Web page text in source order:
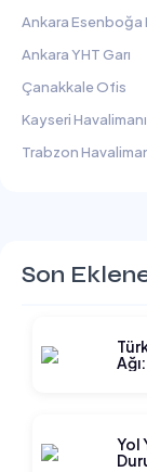
Ankara Esenboğa
Ankara YHT Garı
Çanakkale Ofis
Kayseri Havalimanı
Trabzon
Son
Yol